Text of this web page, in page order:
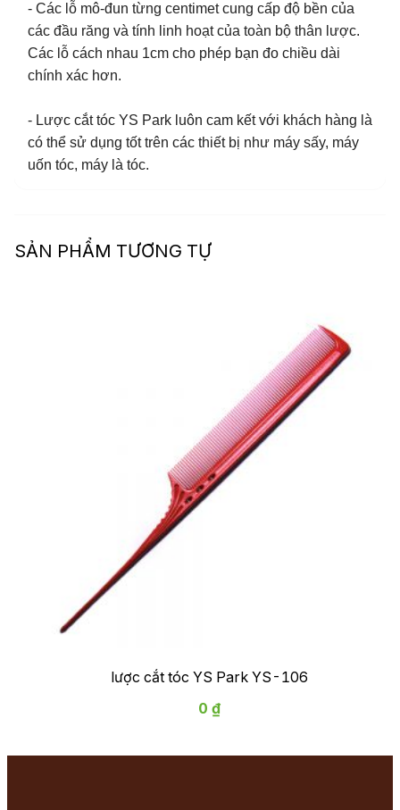
- Các lỗ mô-đun từng centimet cung cấp độ bền của
các đầu răng và tính linh hoạt của toàn bộ thân lược.
Các lỗ cách nhau 1cm cho phép bạn đo chiều dài
chính xác hơn.
- Lược cắt tóc YS Park luôn cam kết với khách hàng là
có thể sử dụng tốt trên các thiết bị như máy sấy, máy
uốn tóc, máy là tóc.
SẢN PHẨM TƯƠNG TỰ
lược cắt tóc YS Park YS-106
0 ₫